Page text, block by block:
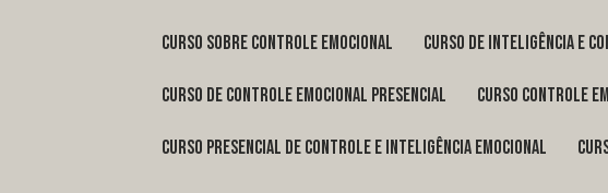
curso sobre controle emocional curso de inteligência e
curso de controle emocional presencial curso controle
curso presencial de controle e inteligência emocional